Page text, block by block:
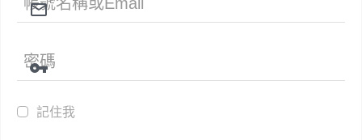
記住我